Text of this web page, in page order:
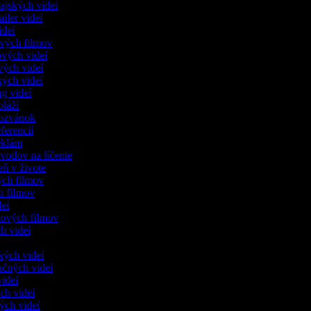
videí
videí
filmov
videí
videí
videí
videí
na líčenie
v živote
filmov
filmov
filmov
videí
videí
videí
videí
videí